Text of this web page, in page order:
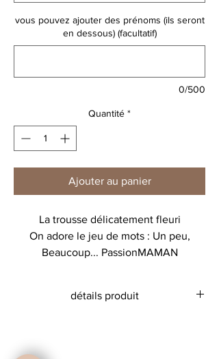
vous pouvez ajouter des prénoms (ils seront
en dessous) (facultatif)
0/500
Quantité *
Ajouter au panier
La trousse délicatement fleuri
On adore le jeu de mots : Un peu,
Beaucoup... PassionMAMAN
détails produit
Encres certifiées Oeko-Tex et Gots 5.0